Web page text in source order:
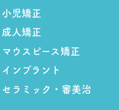
小児矯正
成人矯正
マウスピース矯正
インプラント
セラミック・審美治